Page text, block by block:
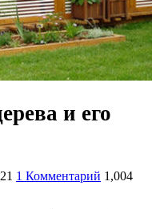
и его
1 Комментарий 1,004